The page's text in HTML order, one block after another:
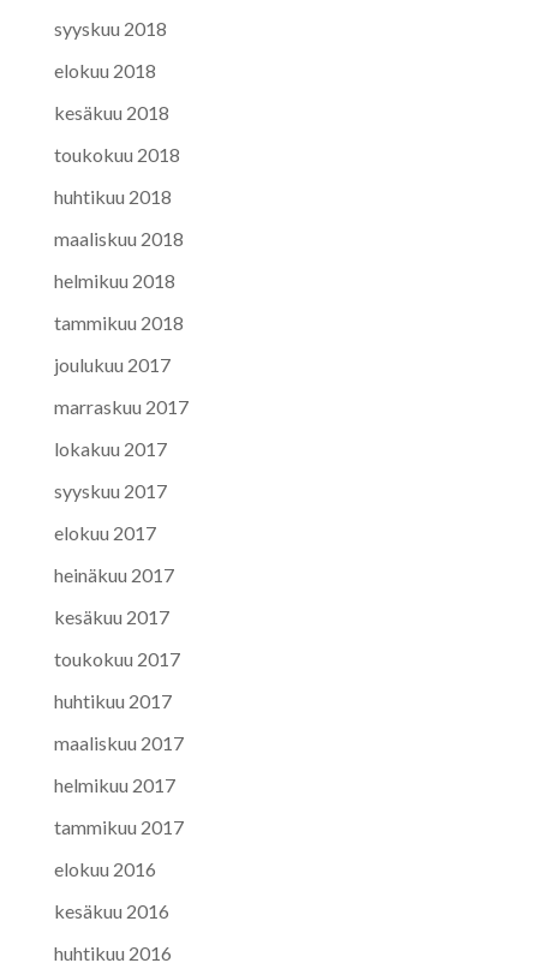
syyskuu 2018
elokuu 2018
kesäkuu 2018
toukokuu 2018
huhtikuu 2018
maaliskuu 2018
helmikuu 2018
tammikuu 2018
joulukuu 2017
marraskuu 2017
lokakuu 2017
syyskuu 2017
elokuu 2017
heinäkuu 2017
kesäkuu 2017
toukokuu 2017
huhtikuu 2017
maaliskuu 2017
helmikuu 2017
tammikuu 2017
elokuu 2016
kesäkuu 2016
huhtikuu 2016